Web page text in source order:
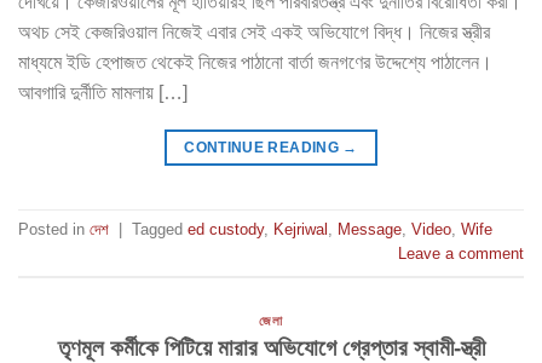
অথচ সেই কেজরিওয়াল নিজেই এবার সেই একই অভিযোগে বিদ্ধ। নিজের স্ত্রীর
মাধ্যমে ইডি হেপাজত থেকেই নিজের পাঠানো বার্তা জনগণের উদ্দেশ্যে পাঠালেন।
আবগারি দুর্নীতি মামলায় […]
CONTINUE READING →
Posted in দেশ Tagged ed custody, Kejriwal Message Video Wife
Leave a comment
জেলা
তৃণমূল কর্মীকে পিটিয়ে মারার অভিযোগে গ্রেপ্তার স্বামী-স্ত্রী